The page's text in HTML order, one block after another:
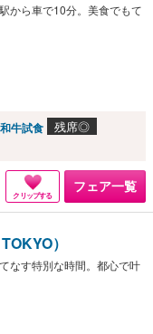
から車で10分。美食でもて
牛試食 残席◎
クリップする
フェア一覧
）
なす特別な時間。都心で叶